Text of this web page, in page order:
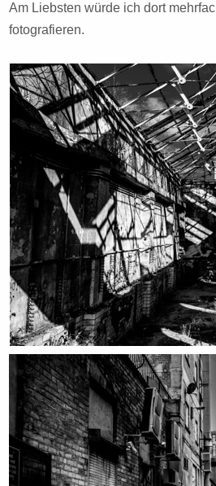
Am Liebsten würde ich dort
fotografieren.